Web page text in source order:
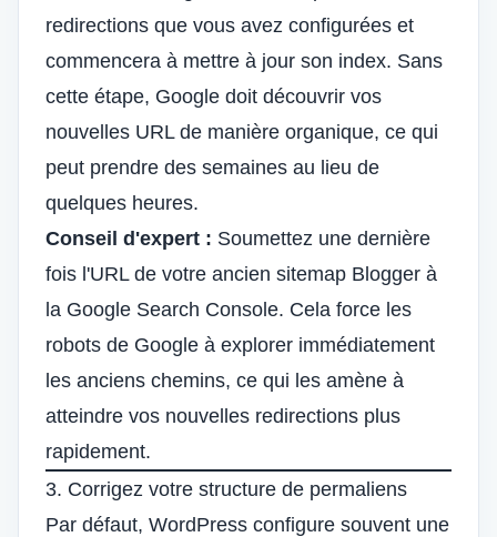
redirections que vous avez configurées et
commencera à mettre à jour son index. Sans
cette étape, Google doit découvrir vos
nouvelles URL de manière organique, ce qui
peut prendre des semaines au lieu de
quelques heures.
Conseil d'expert : Soumettez une dernière
fois l'URL de votre ancien sitemap Blogger à
la Google Search Console. Cela force les
robots de Google à explorer immédiatement
les anciens chemins, ce qui les amène à
atteindre vos nouvelles redirections plus
rapidement.
3. Corrigez votre structure de permaliens
Par défaut, WordPress configure souvent une